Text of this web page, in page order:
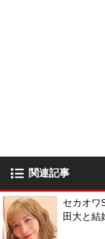
関連記事
セカオワ
田大と結